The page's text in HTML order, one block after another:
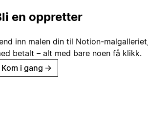
en oppretter
inn malen din til Notion-
betalt – alt med bare noen få klikk.
Kom i gang →